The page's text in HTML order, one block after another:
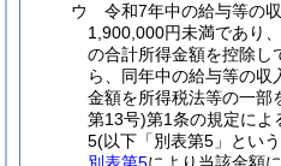
ウ
令和7年中の給与等の
1,900,000円未満であり
の合計所得金額を控除し
ら、同年中の給与等の収
金額を所得税法等の一部
第13号)第1条の規定によ
5(以下「別表第5」とい